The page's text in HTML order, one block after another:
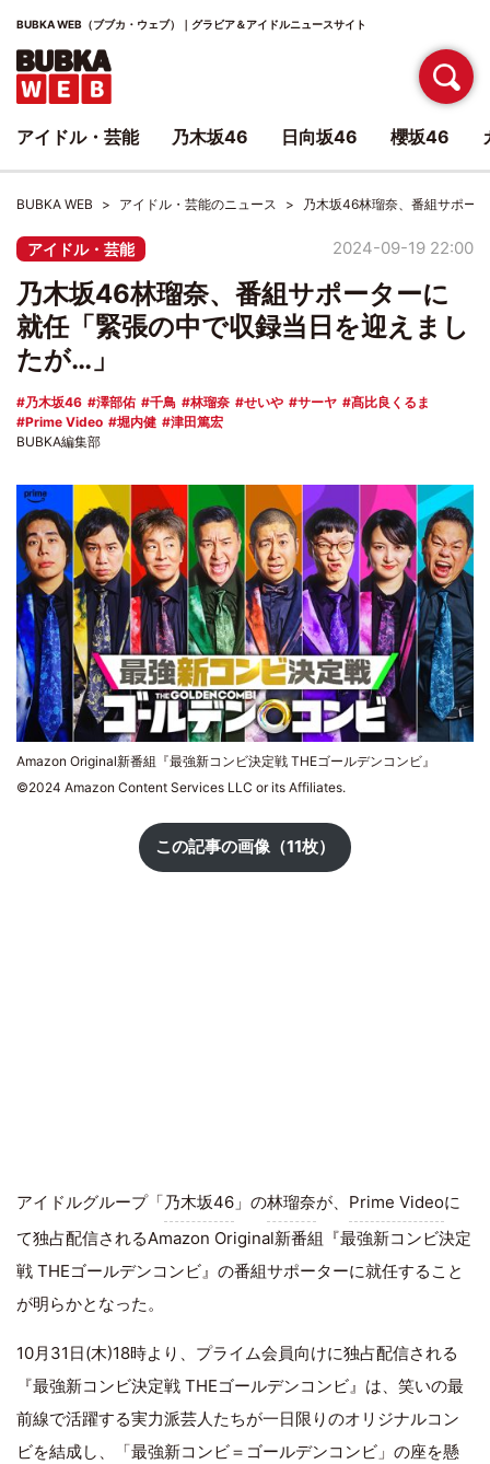
BUBKA WEB（ブブカ・ウェブ）｜グラビア＆アイドルニュースサイト
BUBKA WEB アイドル・芸能のニュース 乃木坂46林瑠奈、番組サポー
アイドル・芸能 2024-09-19 22:00
乃木坂46林瑠奈、番組サポーターに
就任「緊張の中で収録当日を迎えまし
たが…」
乃木坂46 澤部佑 千鳥 林瑠奈 せいや サーヤ
髙比良くるま
Prime Video
堀内健
津田篤宏
BUBKA編集部
Amazon Original新番組『最強新コンビ決定戦 THEゴールデンコンビ』
©2024 Amazon Content Services LLC or its Affiliates.
この記事の画像（11枚）
アイドルグループ「乃木坂46 」の林瑠奈が、 Prime Videoに
て独占配信されるAmazon Original新番組『最強新コンビ決定
戦 THEゴールデンコンビ』の番組サポーターに就任すること
が明らかとなった。
10月31日(木)18時より、プライム会員向けに独占配信される
『最強新コンビ決定戦 THEゴールデンコンビ』は、笑いの最
前線で活躍する実力派芸人たちが一日限りのオリジナルコン
ビを結成し、「最強新コンビ＝ゴールデンコンビ」の座を懸
アイドル・芸能 乃木坂46 日向坂46 櫻坂46